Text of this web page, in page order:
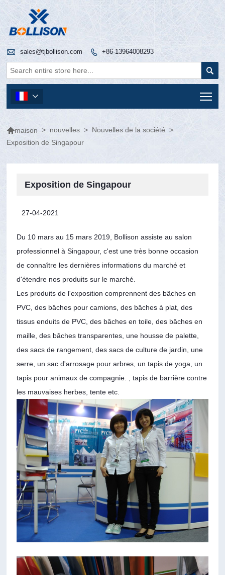
 sales@tjbollison.com  +86-13964008293


maison > nouvelles > Nouvelles de la société >
Exposition de Singapour
Exposition de Singapour
27-04-2021
Du 10 mars au 15 mars 2019, Bollison assiste au salon
professionnel à Singapour, c'est une très bonne occasion
de connaître les dernières informations du marché et
d'étendre nos produits sur le marché.
Les produits de l'exposition comprennent des bâches en
PVC, des bâches pour camions, des bâches à plat, des
tissus enduits de PVC, des bâches en toile, des bâches en
maille, des bâches transparentes, une housse de palette,
des sacs de rangement, des sacs de culture de jardin, une
serre, un sac d'arrosage pour arbres, un tapis de yoga, un
tapis pour animaux de compagnie. , tapis de barrière contre
les mauvaises herbes, tente etc.